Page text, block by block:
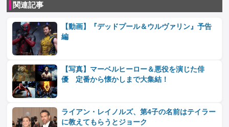
関連記事
【動画】『デッドプール＆ウルヴァリン』予告
編
【写真】マーベルヒーロー＆悪役を演じた俳
優 定番から懐かしまで大集結！
ライアン・レイノルズ、第4子の名前はテイラー
に教えてもらうとジョーク